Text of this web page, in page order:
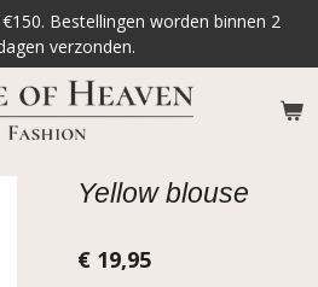
Bestellingen worden binnen 2
verzonden.
Yellow blouse
€ 19,95